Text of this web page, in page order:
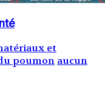
et
poumon aucun